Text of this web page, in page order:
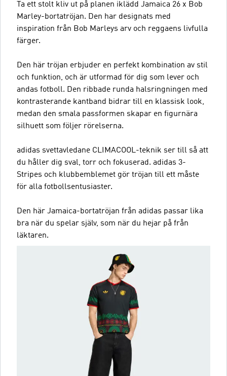
Ta ett stolt kliv ut på planen iklädd Jamaica 26 x Bob
Marley-bortatröjan. Den har designats med
inspiration från Bob Marleys arv och reggaens livfulla
färger.
Den här tröjan erbjuder en perfekt kombination av stil
och funktion, och är utformad för dig som lever och
andas fotboll. Den ribbade runda halsringningen med
kontrasterande kantband bidrar till en klassisk look,
medan den smala passformen skapar en figurnära
silhuett som följer rörelserna.
adidas svettavledane CLIMACOOL-teknik ser till så att
du håller dig sval, torr och fokuserad. adidas 3-
Stripes och klubbemblemet gör tröjan till ett måste
för alla fotbollsentusiaster.
Den här Jamaica-bortatröjan från adidas passar lika
bra när du spelar själv, som när du hejar på från
läktaren.